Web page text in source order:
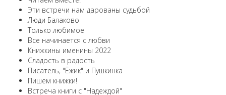
Эти встречи нам дарованы судьбой
Люди Балаково
Только любимое
Все начинается с любви
Книжкины именины 2022
Сладость в радость
Писатель, "Ёжик" и Пушкинка
Пишем книжки!
Встреча книги с "Надеждой"